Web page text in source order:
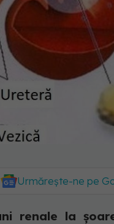
Urmărește-ne pe
renale la